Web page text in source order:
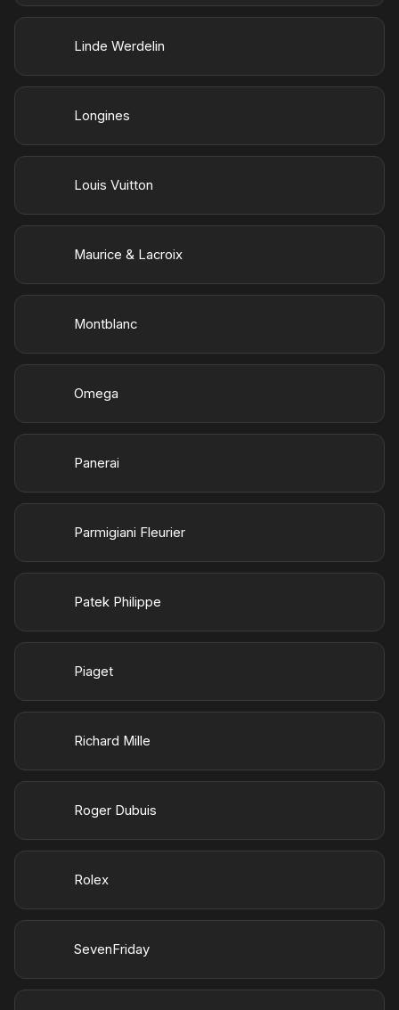
Linde Werdelin
Longines
Louis Vuitton
Maurice & Lacroix
Montblanc
Omega
Panerai
Parmigiani Fleurier
Patek Philippe
Piaget
Richard Mille
Roger Dubuis
Rolex
SevenFriday